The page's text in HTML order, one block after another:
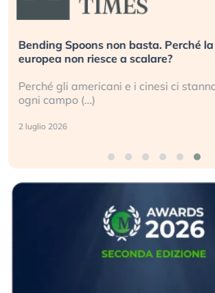
Bending Spoons non basta. Perché
europea non riesce a scalare?
Perché gli americani e i cinesi ci
ogni campo (…)
2 luglio 2026